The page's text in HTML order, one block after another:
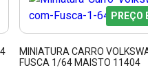
PREÇO
MINIATURA CARRO
FUSCA 1/64 MAISTO 11404